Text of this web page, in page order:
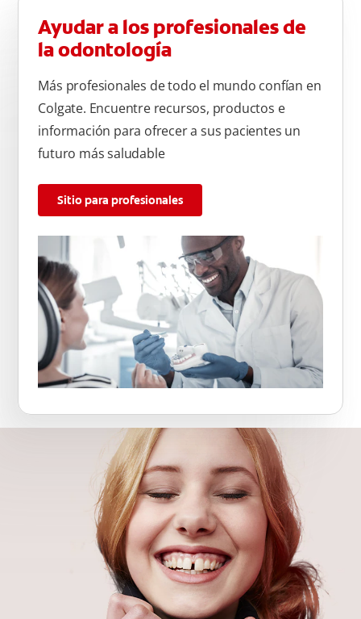
Ayudar a los profesionales de
la odontología
Más profesionales de todo el mundo confían en
Colgate. Encuentre recursos, productos e
información para ofrecer a sus pacientes un
futuro más saludable
Sitio para profesionales